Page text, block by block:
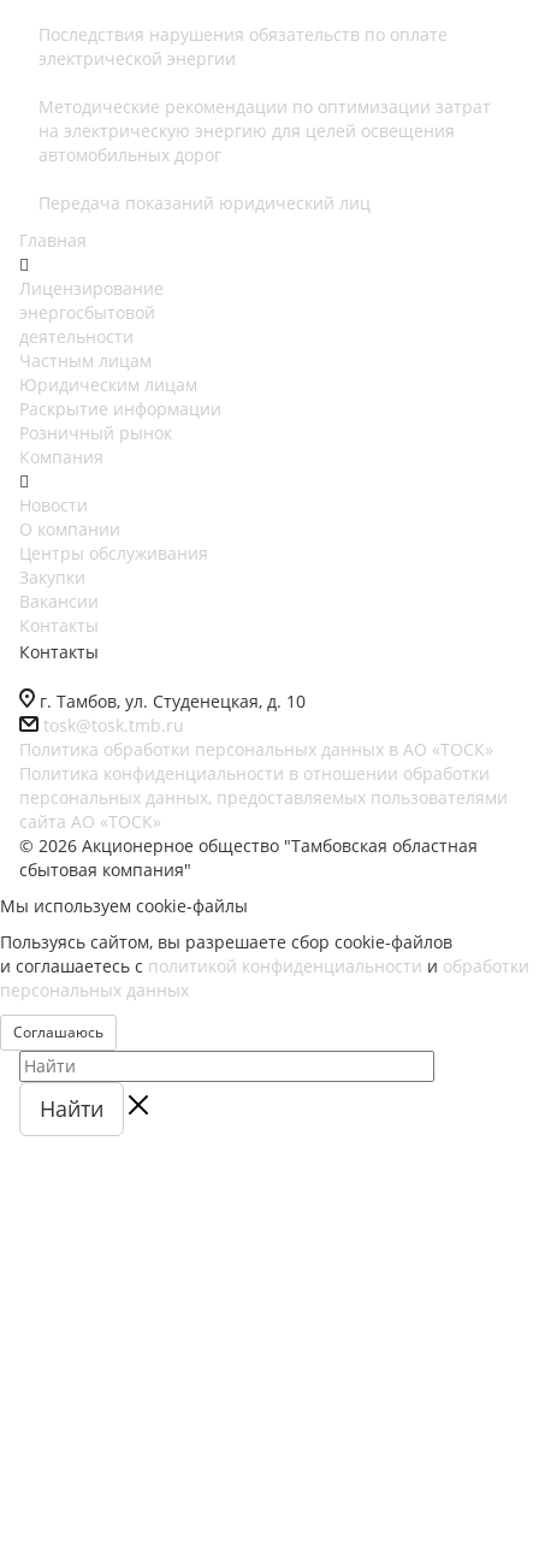
Последствия нарушения обязательств по оплате
электрической энергии
Методические рекомендации по оптимизации затрат
на электрическую энергию для целей освещения
автомобильных дорог
Передача показаний юридический лиц
Главная
Лицензирование
энергосбытовой
деятельности
Частным лицам
Юридическим лицам
Раскрытие информации
Розничный рынок
Компания
Новости
О компании
Центры обслуживания
Закупки
Вакансии
Контакты
Контакты
г. Тамбов, ул. Студенецкая, д. 10
tosk@tosk.tmb.ru
Политика обработки персональных данных в АО «ТОСК»
Политика конфиденциальности в отношении обработки
персональных данных, предоставляемых пользователями
сайта АО «ТОСК»
© 2026 Акционерное общество "Тамбовская областная
сбытовая компания"
Мы используем cookie-файлы
Пользуясь сайтом, вы разрешаете сбор cookie-файлов
и соглашаетесь с политикой конфиденциальности и обработки
персональных данных
Соглашаюсь
Найти